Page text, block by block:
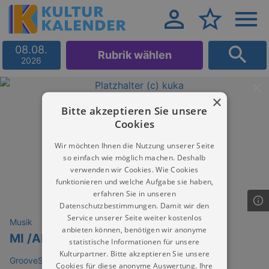
08.08.
2026 Rubrik wählen
Musik
MI /AMO
GrooveStation
×
Bitte akzeptieren Sie unsere
Cookies
Wir möchten Ihnen die Nutzung unserer Seite
so einfach wie möglich machen. Deshalb
verwenden wir Cookies. Wie Cookies
funktionieren und welche Aufgabe sie haben,
erfahren Sie in unseren
Datenschutzbestimmungen. Damit wir den
Service unserer Seite weiter kostenlos
anbieten können, benötigen wir anonyme
statistische Informationen für unsere
Kulturpartner. Bitte akzeptieren Sie unsere
Cookies für diese anonyme Auswertung. Ihre